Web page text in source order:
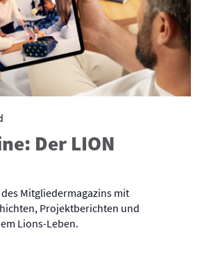
Der LION
des Mitgliedermagazins mit
Projektberichten und
Lions-Leben.